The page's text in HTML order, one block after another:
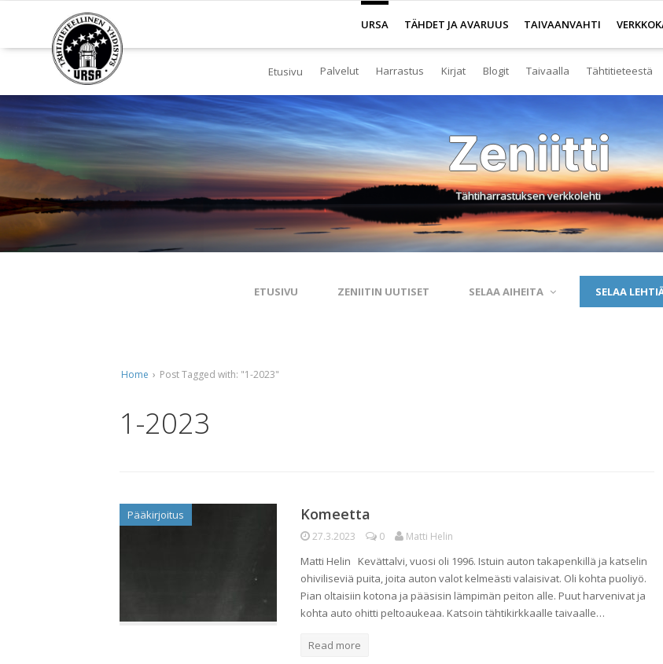
URSA TÄHDET JA AVARUUS TAIVAANVAHTI
Etusivu
Jäsenyys
Yleistä Ursan palveluista
Toimisto
Kirjasto
Planetaario
Palvelut
Yleistä harrastuksesta
Nuorisotoiminta
Tähtitornit
Harrastusryhmät
Harrastusjulkaisut
Harrastus
Kaukoputkikauppa
Kirjat
Tuoreimmat
Kosmokseen kirjoitettua
Terveisiä kiertoradalta
Kraatterin reunalta
Eksoplaneetta hukassa
Blogit
Tähtitaivas
Tähtikartta
Tähtikartta classic
Havaintopaikat
Taivaan
Taivaalla
Usein
Tähtitieteestä
Zeniitti
Tähtiharrastuksen verkkolehti
ETUSIVU ZENIITIN UUTISET SELAA AIHEITA SELAA
Home › Post Tagged with: "1-2023"
1-2023
Pääkirjoitus Komeetta
27.3.2023 0 Matti Helin
Matti Helin Kevättalvi, vuosi oli 1996. Istuin auton takapenkillä ja katselin
ohiviliseviä puita, joita auton valot kelmeästi valaisivat. Oli kohta puoliyö.
Pian oltaisiin kotona ja pääsisin lämpimän peiton alle. Puut harvenivat ja
kohta auto ohitti peltoaukeaa. Katsoin tähtikirkkaalle taivaalle…
Read more